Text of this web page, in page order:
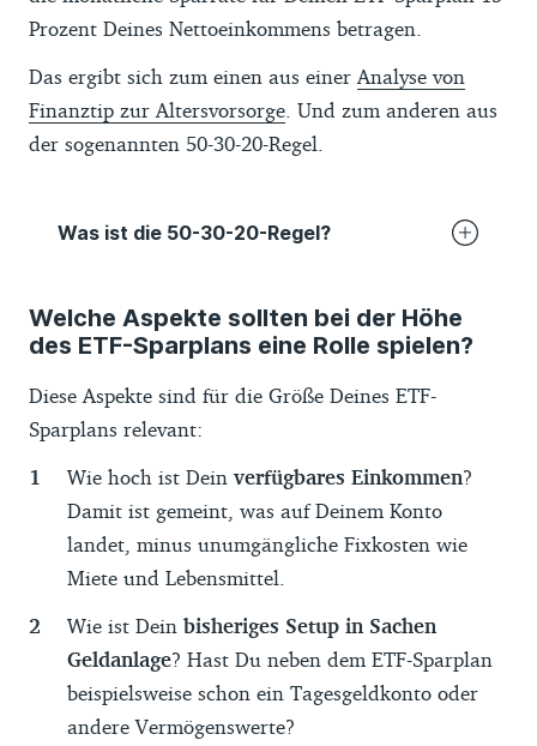
Prozent Deines Nettoeinkommens betragen.
Das ergibt sich zum einen aus einer Analyse von
Finanztip zur Altersvorsorge . Und zum anderen aus
der sogenannten 50-30-20-Regel.
Was ist die 50-30-20-Regel?
Deine Sparquote. 50 Prozent Deines
Nettoeinkommens fließen – nach der Regel
– in Deinen Lebensunterhalt, sind also für
Mieteund andere notwendige laufende
Spaß gedacht, auch für den nächsten
20 Prozent können in dieser Aufteilung
dann, den Notgroschen beiseitezulegen,
also Dein Polster für unerwartete
Ausgaben. Der Notgroschen sollte drei bis
Welche Aspekte sollten bei der Höhe
des ETF-Sparplans eine Rolle spielen?
Diese Aspekte sind für die Größe Deines ETF-
Sparplans relevant:
Wie hoch ist Deinverfügbares Einkommen?
Damit ist gemeint, was auf Deinem Konto
landet, minus unumgängliche Fixkosten wie
Miete und Lebensmittel.
Wie ist Dein bisheriges Setup in Sachen
Geldanlage? Hast Du neben dem ETF-Sparplan
beispielsweise schon ein Tagesgeldkonto oder
andere Vermögenswerte?